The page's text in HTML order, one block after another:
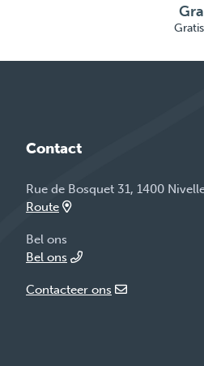
Contact
Rue de Bosquet 31, 1400
Route
Bel ons
Bel ons
Contacteer ons